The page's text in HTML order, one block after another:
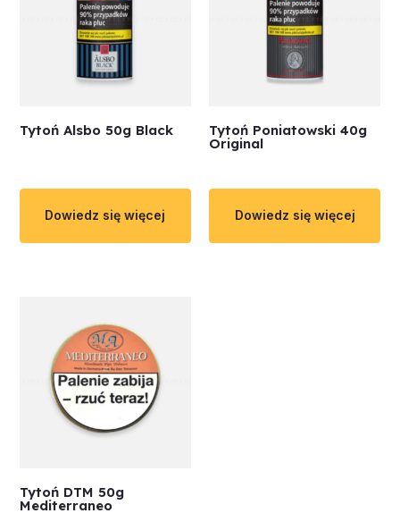
Tytoń Alsbo 50g Black
Dowiedz się więcej
Tytoń Poniatowski 40g
Original
Dowiedz się więcej
Tytoń DTM 50g
Mediterraneo